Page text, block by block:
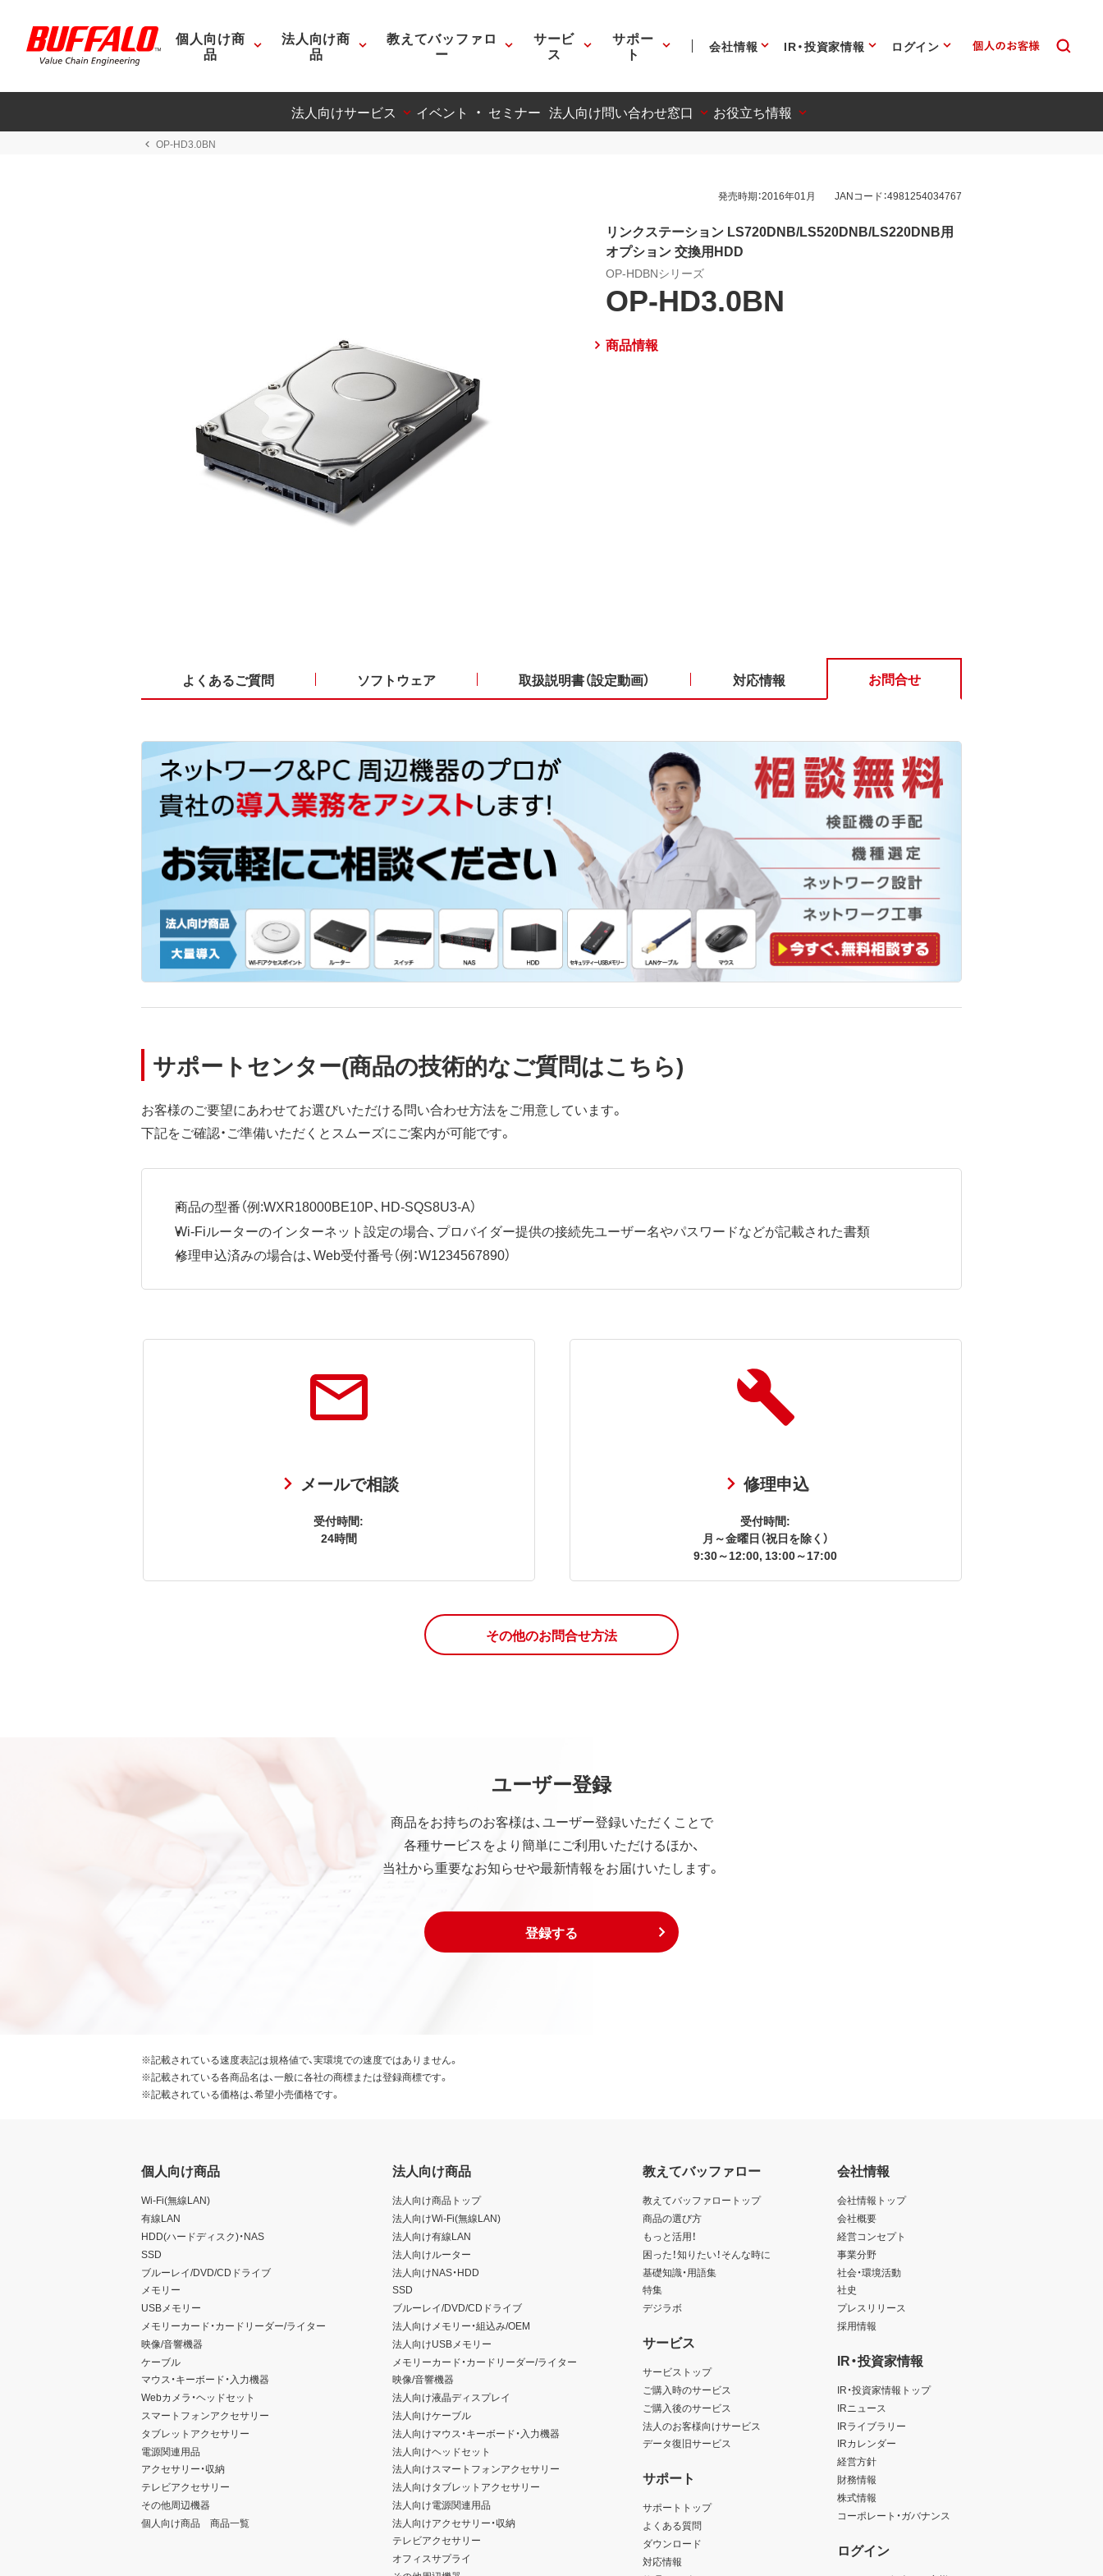
個人向け商
品
法人向け商
品
教えてバッファロ
ー
サービ
ス
サポー
ト 会社情報 IR・投資家情報 ログイン
法人向けサービス イベント ・ セミナー 法人向け問い合わせ窓口 お役立ち情報
OP-HD3.0BN
発売時期：2016年01月 JANコード：4981254034767
リンクステーション LS720DNB/LS520DNB/LS220DNB用
オプション 交換用HDD
OP-HDBNシリーズ
OP-HD3.0BN
商品情報
よくあるご質問 ソフトウェア 取扱説明書（設定動画） 対応情報 お問合せ
サポートセンター(商品の技術的なご質問はこちら)
お客様のご要望にあわせてお選びいただける問い合わせ方法をご用意しています。
下記をご確認・ご準備いただくとスムーズにご案内が可能です。
商品の型番（例:WXR18000BE10P、HD-SQS8U3-A）
Wi-Fiルーターのインターネット設定の場合、プロバイダー提供の接続先ユーザー名やパスワードなどが記載された書類
修理申込済みの場合は、Web受付番号（例：W1234567890）
メールで相談
受付時間:
24時間
修理申込
受付時間:
月～金曜日（祝日を除く）
9:30～12:00, 13:00～17:00
その他のお問合せ方法
ユーザー登録
商品をお持ちのお客様は、ユーザー登録いただくことで
各種サービスをより簡単にご利用いただけるほか、
当社から重要なお知らせや最新情報をお届けいたします。
登録する
※記載されている速度表記は規格値で、実環境での速度ではありません。
※記載されている各商品名は、一般に各社の商標または登録商標です。
※記載されている価格は、希望小売価格です。
個人向け商品
Wi-Fi(無線LAN)
有線LAN
HDD(ハードディスク)・NAS
SSD
ブルーレイ/DVD/CDドライブ
メモリー
USBメモリー
メモリーカード・カードリーダー/ライター
映像/音響機器
ケーブル
マウス・キーボード・入力機器
Webカメラ・ヘッドセット
スマートフォンアクセサリー
タブレットアクセサリー
電源関連用品
アクセサリー・収納
テレビアクセサリー
その他周辺機器
個人向け商品 商品一覧
法人向け商品
法人向け商品トップ
法人向けWi-Fi(無線LAN)
法人向け有線LAN
法人向けルーター
法人向けNAS・HDD
SSD
ブルーレイ/DVD/CDドライブ
法人向けメモリー・組込み/OEM
法人向けUSBメモリー
メモリーカード・カードリーダー/ライター
映像/音響機器
法人向け液晶ディスプレイ
法人向けケーブル
法人向けマウス・キーボード・入力機器
法人向けヘッドセット
法人向けスマートフォンアクセサリー
法人向けタブレットアクセサリー
法人向け電源関連用品
法人向けアクセサリー・収納
テレビアクセサリー
オフィスサプライ
教えてバッファロー
教えてバッファロートップ
商品の選び方
もっと活用！
困った！知りたい！そんな時に
基礎知識・用語集
特集
デジラボ
サービス
サービストップ
ご購入時のサービス
ご購入後のサービス
法人のお客様向けサービス
データ復旧サービス
サポート
サポートトップ
よくある質問
ダウンロード
対応情報
会社情報
会社情報トップ
会社概要
経営コンセプト
事業分野
社会・環境活動
社史
プレスリリース
採用情報
IR・投資家情報
IR・投資家情報トップ
IRニュース
IRライブラリー
IRカレンダー
経営方針
財務情報
株式情報
コーポレート・ガバナンス
ログイン